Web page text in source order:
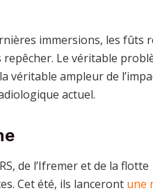
immersions, les fûts
Le véritable
véritable ampleur de
actuel.
de l’Ifremer et de la flotte
Cet été, ils lanceront une